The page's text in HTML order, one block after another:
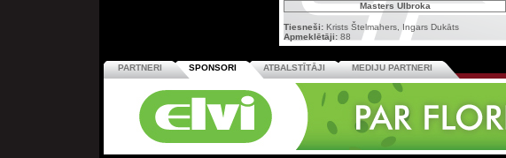
Masters Ulbroka
Tiesneši: Krists Štelmahers, Ingars Dukāts
Apmeklētāji: 88
PARTNERI SPONSORI ATBALSTĪTĀJI MEDIJU PARTNERI